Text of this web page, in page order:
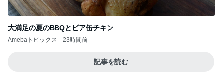
大満足の夏のBBQとビア缶チキン
Amebaトピックス 23時間前
記事を読む